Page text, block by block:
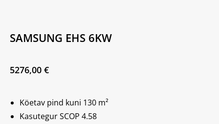
SAMSUNG EHS 6KW
5276,00 €
Köetav pind kuni 130 m²
Kasutegur SCOP 4.58